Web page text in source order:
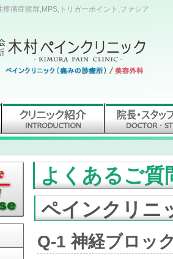
痛症候群,MPS,トリガーポイント,ファシア
よくあるご質
ペインクリニ
Q-1 神経ブロッ